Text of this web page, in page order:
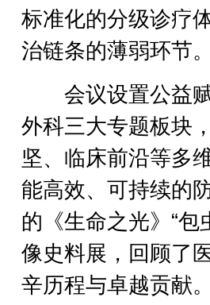
标准化的分级诊疗
治链条的薄弱环节。
会议设置公益赋
外科三大专题板块
坚、临床前沿等多
能高效、可持续的
的《生命之光》“包
像史料展，回顾了
辛历程与卓越贡献。